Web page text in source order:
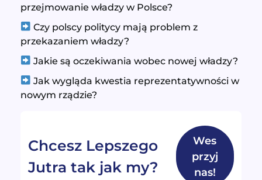
przejmowanie władzy w Polsce?
Czy polscy politycy mają problem z
przekazaniem władzy?
Jakie są oczekiwania wobec nowej władzy?
Jak wygląda kwestia reprezentatywności w
nowym rządzie?
Chcesz Lepszego
Jutra tak jak my?
Wes
przyj
nas!